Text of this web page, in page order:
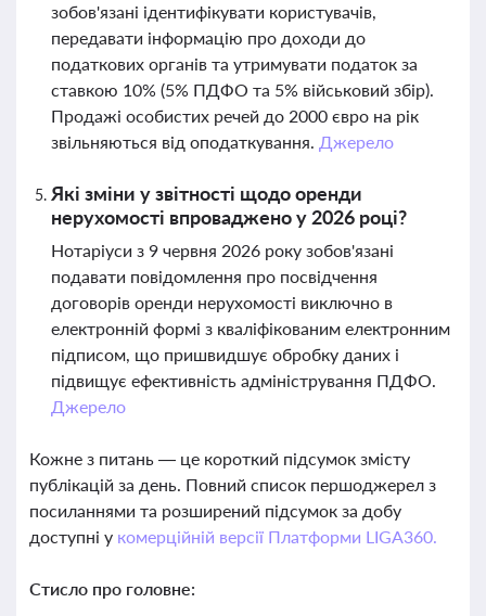
зобов'язані ідентифікувати користувачів,
передавати інформацію про доходи до
податкових органів та утримувати податок за
ставкою 10% (5% ПДФО та 5% військовий збір).
Продажі особистих речей до 2000 євро на рік
звільняються від оподаткування. Джерело
Які зміни у звітності щодо оренди
нерухомості впроваджено у 2026 році?
Нотаріуси з 9 червня 2026 року зобов'язані
подавати повідомлення про посвідчення
договорів оренди нерухомості виключно в
електронній формі з кваліфікованим електронним
підписом, що пришвидшує обробку даних і
підвищує ефективність адміністрування ПДФО.
Джерело
Кожне з питань — це короткий підсумок змісту
публікацій за день. Повний список першоджерел з
посиланнями та розширений підсумок за добу
доступні у комерційній версії Платформи LIGA360.
Стисло про головне: